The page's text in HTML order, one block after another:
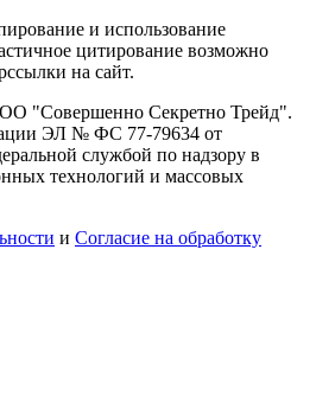
и использование
цитирование возможно
на сайт.
"Совершенно Секретно Трейд".
ЭЛ № ФС 77-79634 от
службой по надзору в
технологий и массовых
и Согласие на обработку